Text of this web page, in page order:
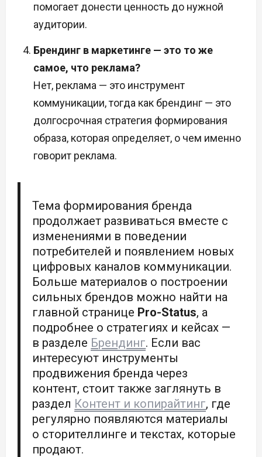
помогает донести ценность до нужной
аудитории.
Брендинг в маркетинге — это то же
самое, что реклама?
Нет, реклама — это инструмент
коммуникации, тогда как брендинг — это
долгосрочная стратегия формирования
образа, которая определяет, о чем именно
говорит реклама.
Тема формирования бренда
продолжает развиваться вместе с
изменениями в поведении
потребителей и появлением новых
цифровых каналов коммуникации.
Больше материалов о построении
сильных брендов можно найти на
главной странице Pro-Status, а
подробнее о стратегиях и кейсах —
в разделе Брендинг. Если вас
интересуют инструменты
продвижения бренда через
контент, стоит также заглянуть в
раздел Контент и копирайтинг, где
регулярно появляются материалы
о сторителлинге и текстах, которые
продают.